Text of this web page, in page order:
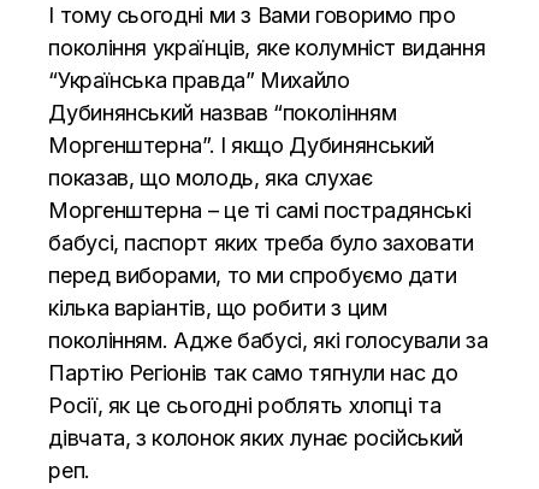
І тому сьогодні ми з Вами говоримо про
покоління українців, яке колумніст видання
“Українська правда” Михайло
Дубинянський назвав “поколінням
Моргенштерна”. І якщо Дубинянський
показав, що молодь, яка слухає
Моргенштерна – це ті самі пострадянські
бабусі, паспорт яких треба було заховати
перед виборами, то ми спробуємо дати
кілька варіантів, що робити з цим
поколінням. Адже бабусі, які голосували за
Партію Регіонів так само тягнули нас до
Росії, як це сьогодні роблять хлопці та
дівчата, з колонок яких лунає російський
реп.